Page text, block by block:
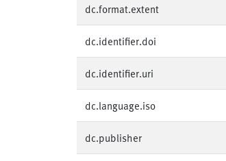
dc.format.extent
dc.identifier.doi
dc.identifier.uri
dc.language.iso
dc.publisher